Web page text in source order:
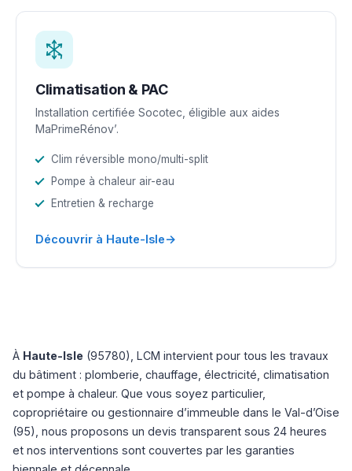
Climatisation & PAC
Installation certifiée Socotec, éligible aux aides
MaPrimeRénov’.
Clim réversible mono/multi-split
Pompe à chaleur air-eau
Entretien & recharge
Découvrir à Haute-Isle→
À Haute-Isle (95780), LCM intervient pour tous les travaux
du bâtiment : plomberie, chauffage, électricité, climatisation
et pompe à chaleur. Que vous soyez particulier,
copropriétaire ou gestionnaire d’immeuble dans le Val-d’Oise
(95), nous proposons un devis transparent sous 24 heures
et nos interventions sont couvertes par les garanties